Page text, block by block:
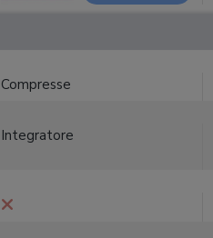
Compresse
Integratore